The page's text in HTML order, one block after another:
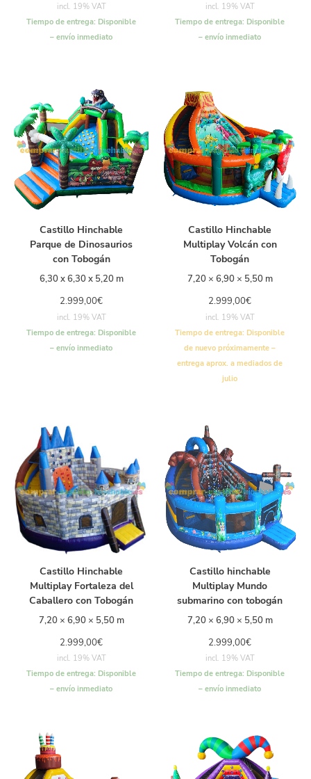
incl. 19% VAT
Tiempo de entrega: Disponible
– envío inmediato
incl. 19% VAT
Tiempo de entrega: Disponible
– envío inmediato
Castillo Hinchable
Parque de Dinosaurios
con Tobogán
6,30 x 6,30 x 5,20 m
2.999,00€
incl. 19% VAT
Tiempo de entrega: Disponible
– envío inmediato
Castillo Hinchable
Multiplay Volcán con
Tobogán
7,20 × 6,90 × 5,50 m
2.999,00€
incl. 19% VAT
Tiempo de entrega: Disponible
de nuevo próximamente –
entrega aprox. a mediados de
julio
Castillo Hinchable
Multiplay Fortaleza del
Caballero con Tobogán
7,20 × 6,90 × 5,50 m
2.999,00€
incl. 19% VAT
Tiempo de entrega: Disponible
– envío inmediato
Castillo hinchable
Multiplay Mundo
submarino con tobogán
7,20 × 6,90 × 5,50 m
2.999,00€
incl. 19% VAT
Tiempo de entrega: Disponible
– envío inmediato